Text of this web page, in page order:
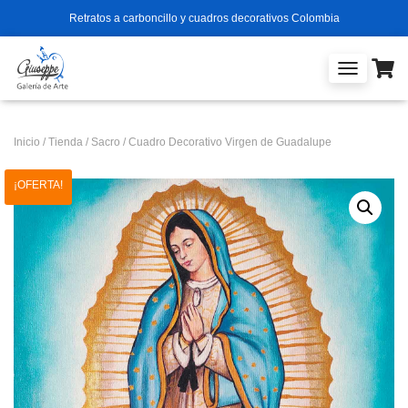
Retratos a carboncillo y cuadros decorativos Colombia
T
O
A
V
I
A
Inicio / Tienda / Sacro / Cuadro Decorativo Virgen de Guadalupe
¡OFERTA!